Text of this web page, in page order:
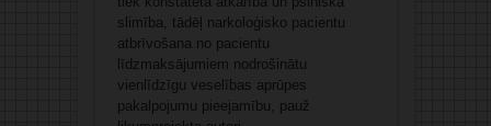
slimība, tādēļ narkoloģisko pacientu
atbrīvošana no pacientu
līdzmaksājumiem nodrošinātu
vienlīdzīgu veselības aprūpes
pakalpojumu pieejamību, pauž